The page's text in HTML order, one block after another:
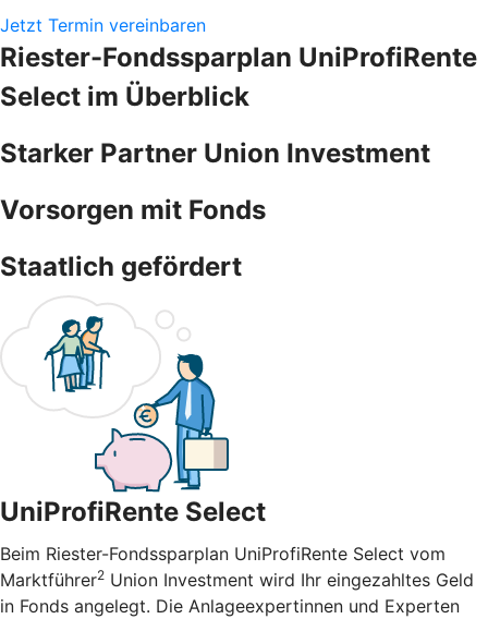
Jetzt Termin vereinbaren
Riester-Fondssparplan UniProfiRente
Select im Überblick
Starker Partner Union Investment
Vorsorgen mit Fonds
Staatlich gefördert
UniProfiRente Select
Beim Riester-Fondssparplan UniProfiRente Select vom
Marktführer2 Union Investment wird Ihr eingezahltes Geld
in Fonds angelegt. Die Anlageexpertinnen und Experten